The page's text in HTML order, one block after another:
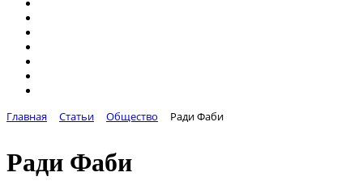
Главная Статьи Общество Ради Фаби
Ради Фаби